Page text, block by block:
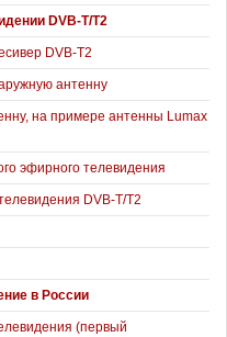
DVB-T/T2
DVB-T2
антенну
на примере антенны Lumax
эфирного телевидения
DVB-T/T2
в России
(первый